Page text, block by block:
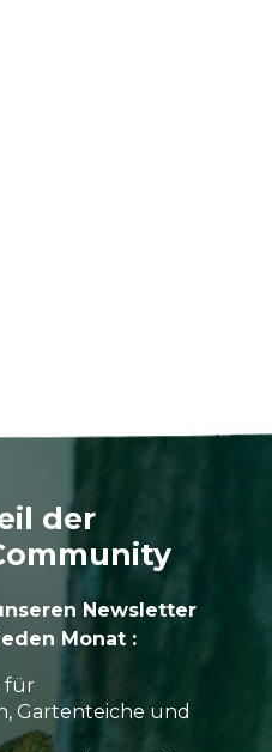
der
Newsletter
Monat :
für
Gartenteiche und